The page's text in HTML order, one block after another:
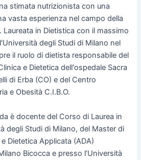
stimata nutrizionista con una
vasta esperienza nel campo della
Laureata in Dietistica con il massimo
degli Studi di Milano nel
il ruolo di dietista responsabile del
e Dietetica dell'ospedale Sacra
di Erba (CO) e del Centro
e Obesità C.I.B.O.
è docente del Corso di Laurea in
degli Studi di Milano, del Master di
Dietetica Applicata (ADA)
Bicocca e presso l’Università